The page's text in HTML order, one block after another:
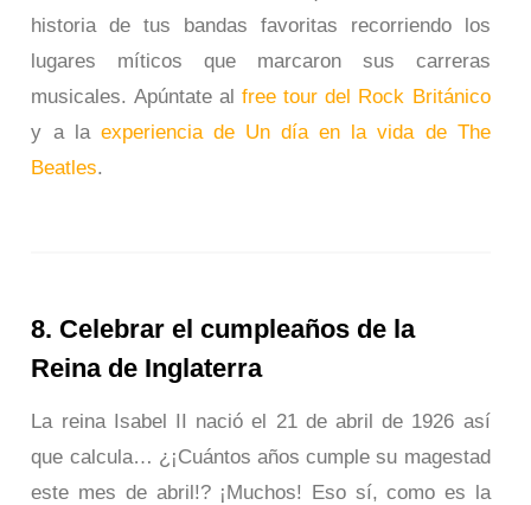
historia de tus bandas favoritas recorriendo los
lugares míticos que marcaron sus carreras
musicales. Apúntate al free tour del Rock Británico
y a la experiencia de Un día en la vida de The
Beatles.
8. Celebrar el cumpleaños de la
Reina de Inglaterra
La reina Isabel II nació el 21 de abril de 1926 así
que calcula… ¿¡Cuántos años cumple su magestad
este mes de abril!? ¡Muchos! Eso sí, como es la